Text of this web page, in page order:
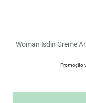
Woman Isdin Creme
Promoção